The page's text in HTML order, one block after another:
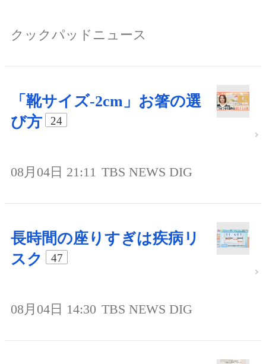
クックパッドニュース
「靴サイズ-2cm」お箸の選
び方
24
08月04日 21:11 TBS NEWS DIG
長時間の座りすぎは疾病リ
スク
47
08月04日 14:30 TBS NEWS DIG